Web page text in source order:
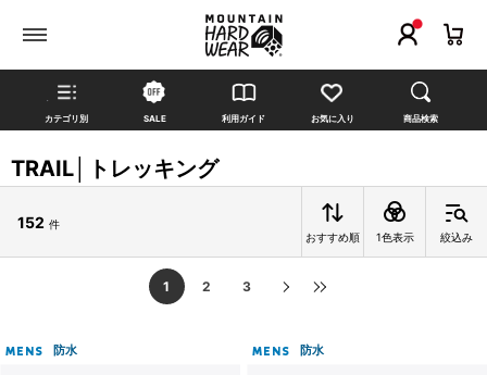
カテゴリ別 SALE 利用ガイド お気に入り 商品検索
TRAIL│トレッキング
152 件
おすすめ順
1色表示 絞込み
1 2 3
MENS 防水 MENS 防水